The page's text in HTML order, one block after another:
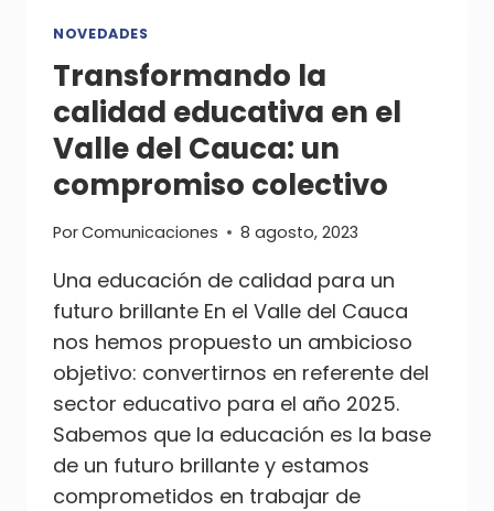
VALLE
DEL
CAUCA
A
TRAVÉS
DEL
VOLUNTARIADO
NOVEDADES
Transformando la
calidad educativa en el
Valle del Cauca: un
compromiso colectivo
PorComunicaciones 8 agosto, 2023
Una educación de calidad para un
futuro brillante En el Valle del Cauca
nos hemos propuesto un ambicioso
objetivo: convertirnos en referente del
sector educativo para el año 2025.
Sabemos que la educación es la base
de un futuro brillante y estamos
comprometidos en trabajar de